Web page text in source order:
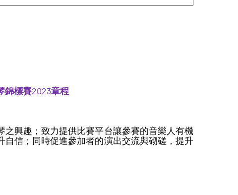
錦標賽2023章程
興趣；致力提供比賽平台讓參賽的音樂人有機
信；同時促進參加者的演出交流與砌磋，提升